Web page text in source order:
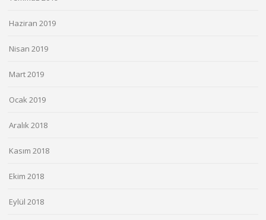
Haziran 2019
Nisan 2019
Mart 2019
Ocak 2019
Aralık 2018
Kasım 2018
Ekim 2018
Eylül 2018